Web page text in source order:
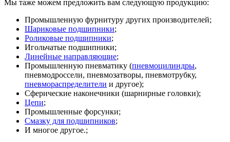
Мы таже можем предложить вам следующую продукцию:
Промышленную фурнитуру других производителей;
Шариковые подшипники;
Роликовые подшипники;
Игольчатые подшипники;
Линейные направляющие;
Промышленную пневматику (пневмоцилиндры,
пневмодроссели, пневмозатворы, пневмотрубку,
пневмораспределители и другое);
Сферические наконечники (шарнирные головки);
Цепи;
Промышленные форсунки;
Смазку для подшипников;
И многое другое.;